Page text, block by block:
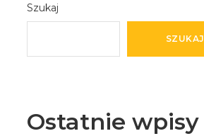
Szukaj
SZUKAJ
Ostatnie wpisy